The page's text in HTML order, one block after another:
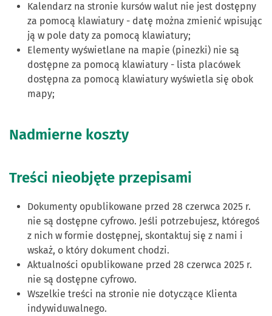
Kalendarz na stronie kursów walut nie jest dostępny
za pomocą klawiatury - datę można zmienić wpisując
ją w pole daty za pomocą klawiatury;
Elementy wyświetlane na mapie (pinezki) nie są
dostępne za pomocą klawiatury - lista placówek
dostępna za pomocą klawiatury wyświetla się obok
mapy;
Nadmierne koszty
Treści nieobjęte przepisami
Dokumenty opublikowane przed 28 czerwca 2025 r.
nie są dostępne cyfrowo. Jeśli potrzebujesz, któregoś
z nich w formie dostępnej, skontaktuj się z nami i
wskaż, o który dokument chodzi.
Aktualności opublikowane przed 28 czerwca 2025 r.
nie są dostępne cyfrowo.
Wszelkie treści na stronie nie dotyczące Klienta
indywiduwalnego.